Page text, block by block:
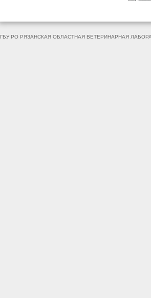
ГБУ РО РЯЗАНСКАЯ ОБЛАСТНАЯ ВЕТЕРИНАРНАЯ